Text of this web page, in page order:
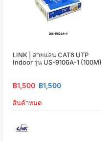
LINK | สายแลน CAT6 UTP
Indoor รุ่น US-9106A-1 (100M)
฿1,500 ฿1,500
สินค้าหมด